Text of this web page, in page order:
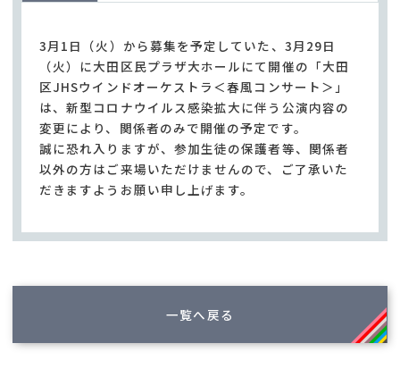
3月1日（火）から募集を予定していた、3月29日
（火）に大田区民プラザ大ホールにて開催の「大田
区JHSウインドオーケストラ＜春風コンサート＞」
は、新型コロナウイルス感染拡大に伴う公演内容の
変更により、関係者のみで開催の予定です。
誠に恐れ入りますが、参加生徒の保護者等、関係者
以外の方はご来場いただけませんので、ご了承いた
だきますようお願い申し上げます。
一覧へ戻る